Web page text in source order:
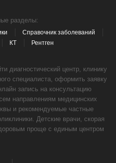
разделы:
Справочник заболеваний
КТ Рентген
диагностический центр, клинику
специалиста, оформить заявку
запись на консультацию
направлениям медицинских
и рекомендуемые частные
Детские врачи, скорая
проще с единым центром